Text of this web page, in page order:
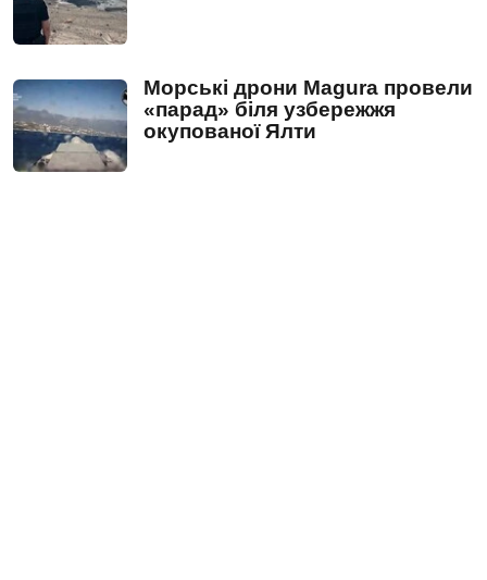
Морські дрони Magura провели
«парад» біля узбережжя
окупованої Ялти